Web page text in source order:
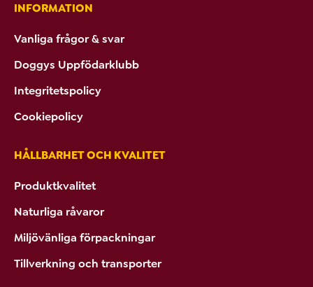
INFORMATION
Vanliga frågor & svar
Doggys Uppfödarklubb
Integritetspolicy
Cookiepolicy
HÅLLBARHET OCH KVALITET
Produktkvalitet
Naturliga råvaror
Miljövänliga förpackningar
Tillverkning och transporter